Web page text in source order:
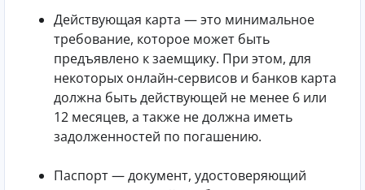
Действующая карта — это минимальное
требование, которое может быть
предъявлено к заемщику. При этом, для
некоторых онлайн-сервисов и банков карта
должна быть действующей не менее 6 или
12 месяцев, а также не должна иметь
задолженностей по погашению.
Паспорт — документ, удостоверяющий